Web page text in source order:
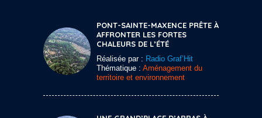
PONT-SAINTE-MAXENCE PRÊTE À
AFFRONTER LES FORTES
CHALEURS DE L’ÉTÉ
Réalisée par : Radio Graf’Hit
Thématique : Aménagement du
territoire et environnement